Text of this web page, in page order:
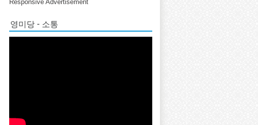
Responsive Advertisement
영미당 - 소통